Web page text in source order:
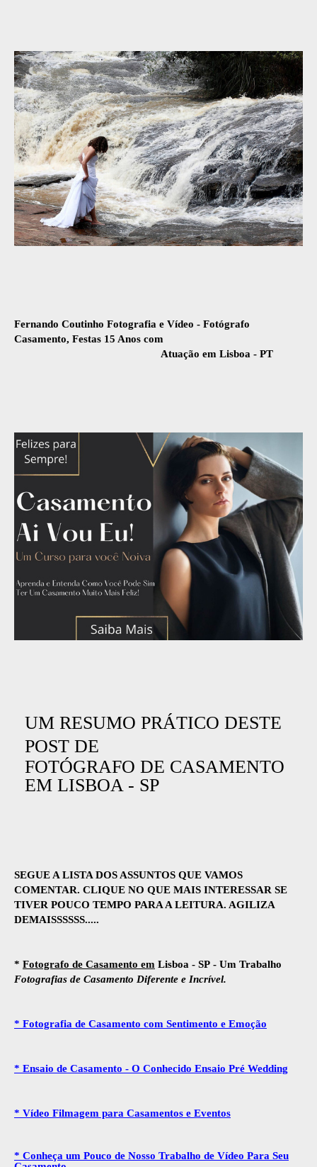
Fernando Coutinho Fotografia e Vídeo - Fotógrafo
Casamento, Festas 15 Anos com
Atuação em Lisboa - PT
UM RESUMO PRÁTICO DESTE
POST DE
FOTÓGRAFO DE CASAMENTO
EM LISBOA - SP
SEGUE A LISTA DOS ASSUNTOS QUE VAMOS
COMENTAR. CLIQUE NO QUE MAIS INTERESSAR SE
TIVER POUCO TEMPO PARA A LEITURA. AGILIZA
DEMAISSSSSS.....
* Fotografo de Casamento em Lisboa - SP - Um Trabalho
Fotografias de Casamento Diferente e Incrível.
* Fotografia de Casamento com Sentimento e Emoção
* Ensaio de Casamento - O Conhecido Ensaio Pré Wedding
* Vídeo Filmagem para Casamentos e Eventos
* Conheça um Pouco de Nosso Trabalho de Vídeo Para Seu